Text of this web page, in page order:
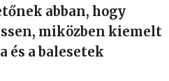
abban, hogy
miközben kiemelt
a balesetek